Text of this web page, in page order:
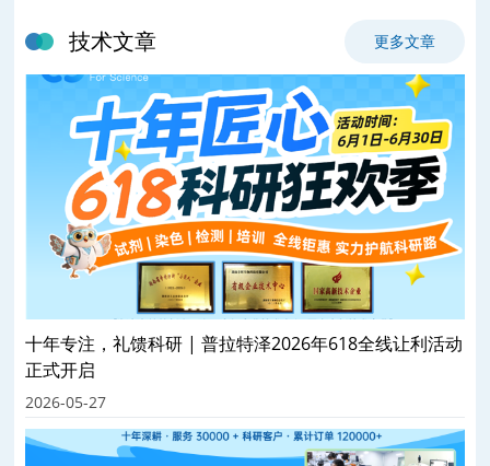
技术文章 更多文章
十年专注，礼馈科研 | 普拉特泽2026年618全线让利活动
正式开启
2026-05-27